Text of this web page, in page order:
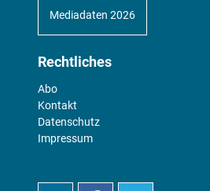
Mediadaten 2026
Rechtliches
Abo
Kontakt
Datenschutz
Impressum